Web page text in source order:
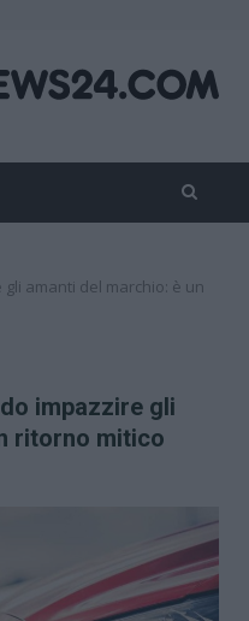
amanti del marchio: è un
impazzire gli
ritorno mitico